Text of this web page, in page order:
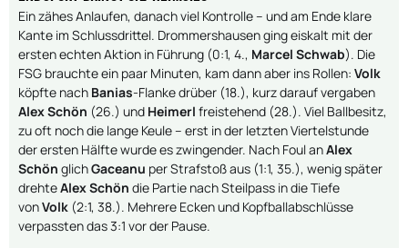
Ein zähes Anlaufen, danach viel Kontrolle – und am Ende klare
Kante im Schlussdrittel. Drommershausen ging eiskalt mit der
ersten echten Aktion in Führung (0:1, 4., Marcel Schwab). Die
FSG brauchte ein paar Minuten, kam dann aber ins Rollen: Volk
köpfte nach Banias-Flanke drüber (18.), kurz darauf vergaben
Alex Schön (26.) und Heimerl freistehend (28.). Viel Ballbesitz,
zu oft noch die lange Keule – erst in der letzten Viertelstunde
der ersten Hälfte wurde es zwingender. Nach Foul anAlex
Schön glichGaceanu per Strafstoß aus (1:1, 35.), wenig später
drehteAlex Schön die Partie nach Steilpass in die Tiefe
vonVolk (2:1, 38.). Mehrere Ecken und Kopfballabschlüsse
verpassten das 3:1 vor der Pause.